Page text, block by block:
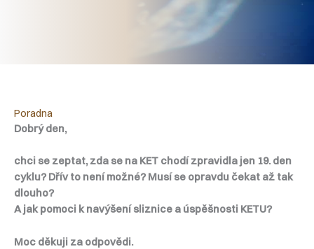
Poradna
Dobrý den,
chci se zeptat, zda se na KET chodí zpravidla jen 19. den
cyklu? Dřív to není možné? Musí se opravdu čekat až tak
dlouho?
A jak pomoci k navýšení sliznice a úspěšnosti KETU?
Moc děkuji za odpovědi.